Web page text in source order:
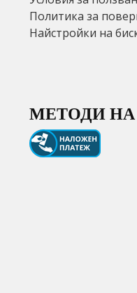
Политика за
Найстройки на
МЕТОДИ